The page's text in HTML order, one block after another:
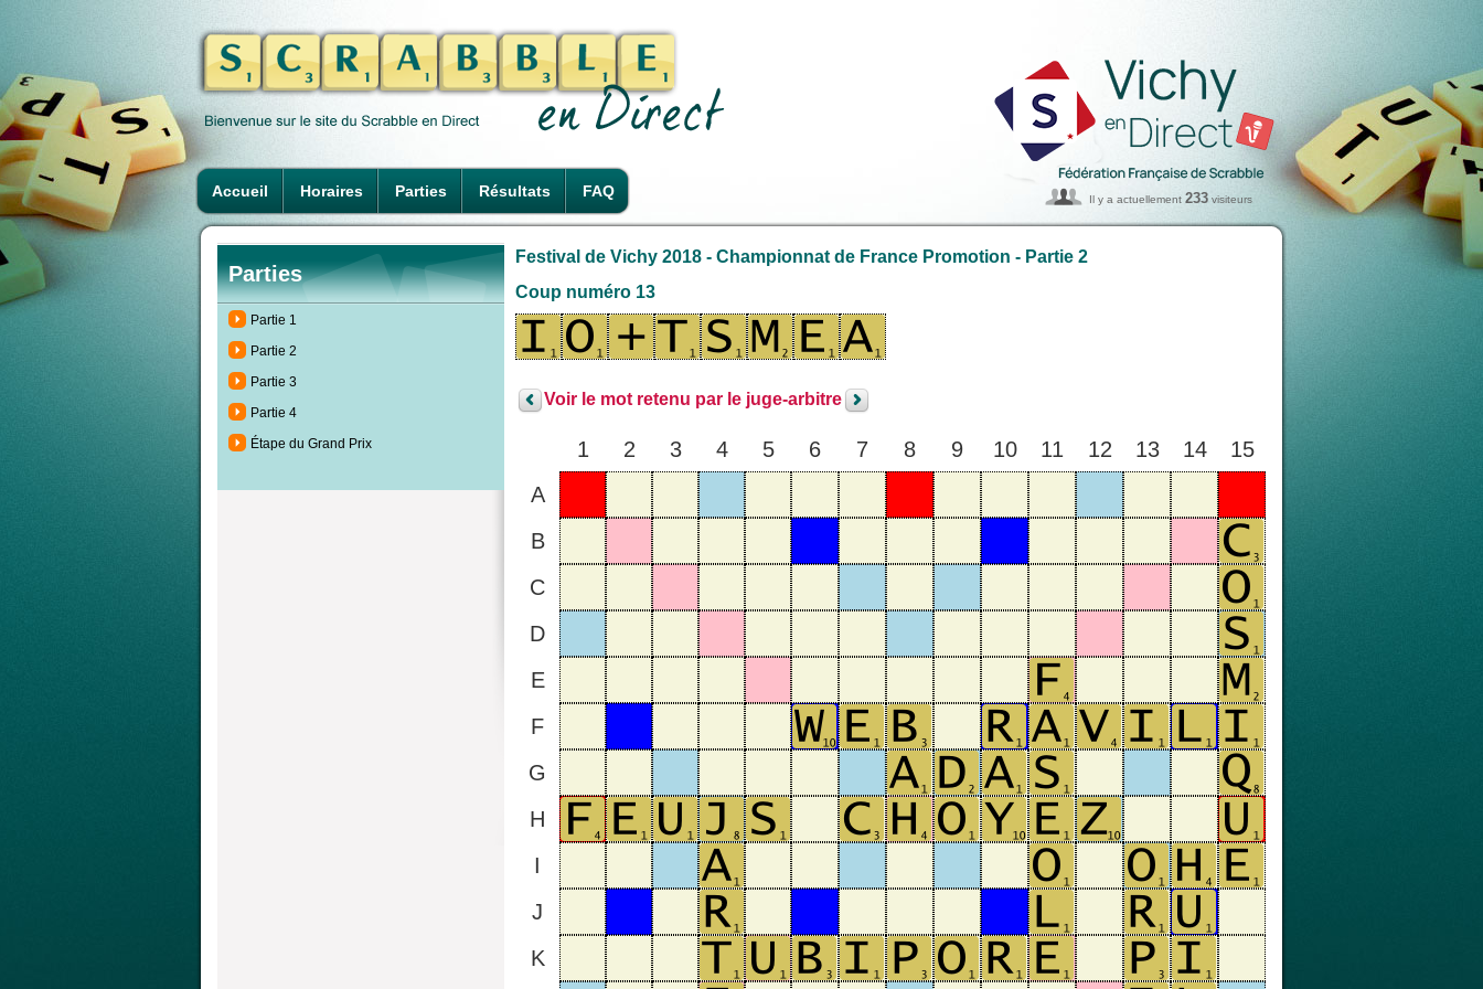
Accueil Horaires Parties Résultats FAQ Il y a actuellement 233 visiteurs
Parties
Partie 1
Partie 2
Partie 3
Partie 4
Étape du Grand Prix
Festival de Vichy 2018 - Championnat de France Promotion - Partie 2
Coup numéro 13
Voir le mot retenu par le juge-arbitre
1 2 3 4 5 6 7 8 9 10 11 12 13 14
15
A
B
C
D
E
F
G
H
I
J
K